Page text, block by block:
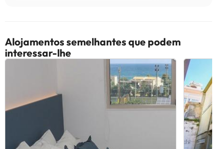
Alojamentos semelhantes que podem
interessar-lhe